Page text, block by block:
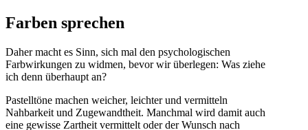
Farben sprechen
Daher macht es Sinn, sich mal den psychologischen
Farbwirkungen zu widmen, bevor wir überlegen: Was ziehe
ich denn überhaupt an?
Pastelltöne machen weicher, leichter und vermitteln
Nahbarkeit und Zugewandtheit. Manchmal wird damit auch
eine gewisse Zartheit vermittelt oder der Wunsch nach